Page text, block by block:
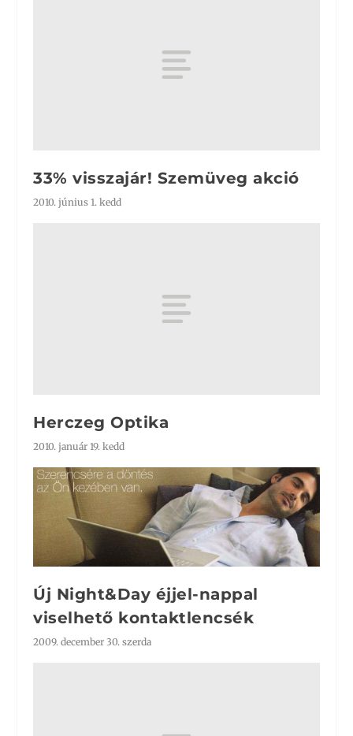
33% visszajár! Szemüveg akció
2010. június 1. kedd
Herczeg Optika
2010. január 19. kedd
Új Night&Day éjjel-nappal
viselhető kontaktlencsék
2009. december 30. szerda